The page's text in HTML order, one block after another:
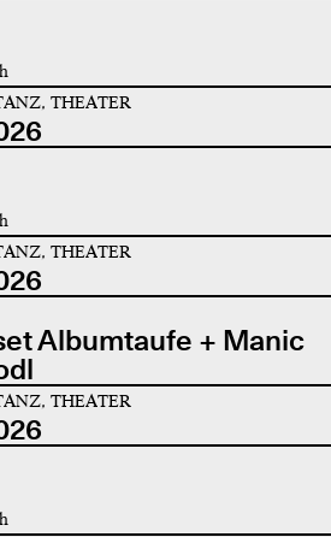
THEATER
THEATER
Albumtaufe + Manic
THEATER